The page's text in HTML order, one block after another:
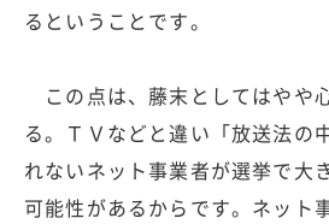
るということです。
この点は、藤末としてはやや
る。ＴＶなどと違い「放送法の
れないネット事業者が選挙で大
可能性があるからです。ネット